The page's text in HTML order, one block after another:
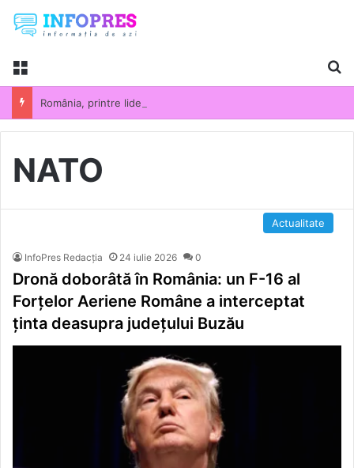
Menu
NATO
Actualitate
InfoPres Redacția 24 iulie 2026 0
Dronă doborâtă în România: un F-16 al
Forțelor Aeriene Române a interceptat
ținta deasupra județului Buzău